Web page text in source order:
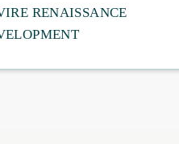
RENAISSANCE